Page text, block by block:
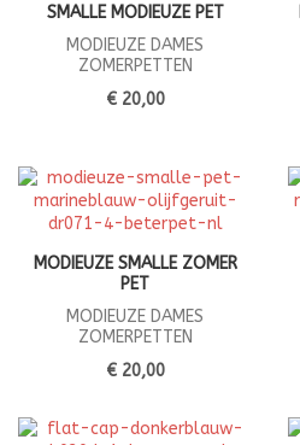
SMALLE MODIEUZE PET
MODIEUZE DAMES
ZOMERPETTEN
€ 20,00
MODIEUZE SMALLE ZOMER
PET
MODIEUZE DAMES
ZOMERPETTEN
€ 20,00